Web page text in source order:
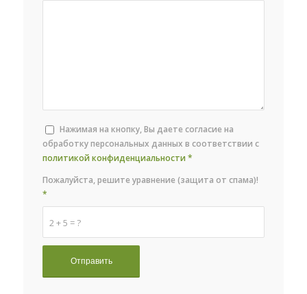
Нажимая на кнопку, Вы даете согласие на
обработку персональных данных в соответствии с
политикой конфиденциальности *
2 + 5 = ?
Пожалуйста, решите уравнение (защита от спама)!
*